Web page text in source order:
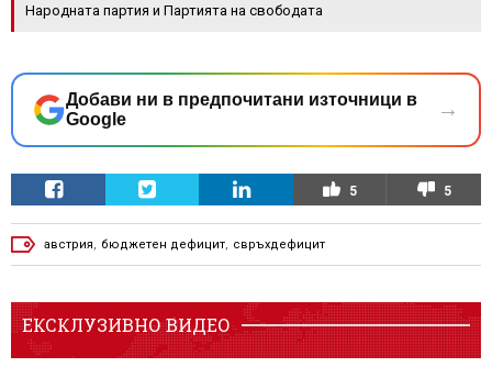
Народната партия и Партията на свободата
Добави ни в предпочитани източници в
Google
→
5 5
австрия бюджетен дефицит свръхдефицит
ЕКСКЛУЗИВНО ВИДЕО